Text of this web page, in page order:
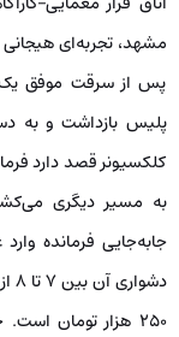
پس از سرقت موفق یک
پلیس بازداشت و به
کلکسیونر قصد دارد
به مسیر دیگری